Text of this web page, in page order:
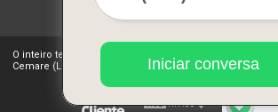
Mais Serviços
O inteiro teor deste site está sujeito à proteção de
Cemare (Lei 9610 de 19/02/1998)Iniciar conversa